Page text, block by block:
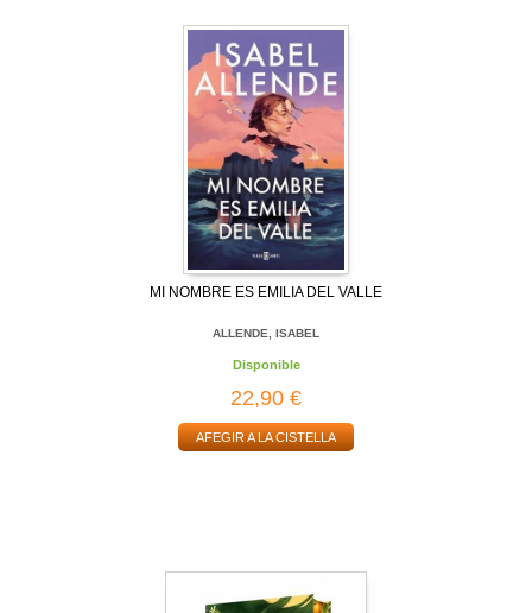
MI NOMBRE ES EMILIA DEL VALLE
ALLENDE, ISABEL
Disponible
22,90 €
AFEGIR A LA CISTELLA